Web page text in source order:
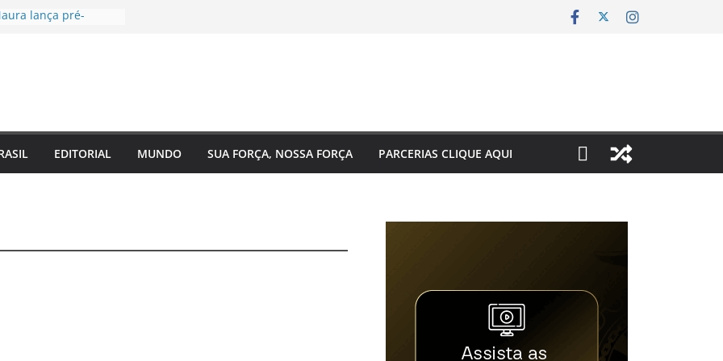
lança pré-
social
EUA e Bélgica
Eixo 2 do Plano
Amazonas e reforça
o
do estado
EDITORIAL MUNDO SUA FORÇA, NOSSA FORÇA PARCERIAS CLIQUE AQUI